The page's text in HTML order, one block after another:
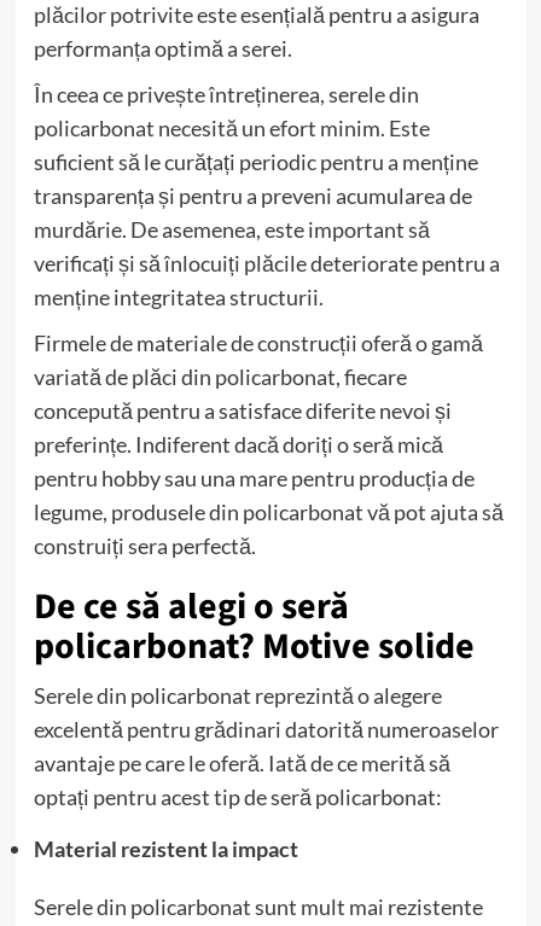
plăcilor potrivite este esențială pentru a asigura
performanța optimă a serei.
În ceea ce privește întreținerea, serele din
policarbonat necesită un efort minim. Este
suficient să le curățați periodic pentru a menține
transparența și pentru a preveni acumularea de
murdărie. De asemenea, este important să
verificați și să înlocuiți plăcile deteriorate pentru a
menține integritatea structurii.
Firmele de materiale de construcții oferă o gamă
variată de plăci din policarbonat, fiecare
concepută pentru a satisface diferite nevoi și
preferințe. Indiferent dacă doriți o seră mică
pentru hobby sau una mare pentru producția de
legume, produsele din policarbonat vă pot ajuta să
construiți sera perfectă.
De ce să alegi o seră
policarbonat? Motive solide
Serele din policarbonat reprezintă o alegere
excelentă pentru grădinari datorită numeroaselor
avantaje pe care le oferă. Iată de ce merită să
optați pentru acest tip de seră policarbonat:
Material rezistent la impact
Serele din policarbonat sunt mult mai rezistente